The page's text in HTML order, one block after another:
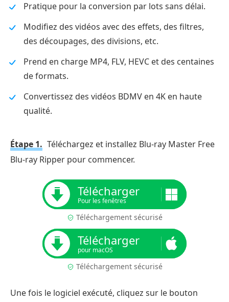
Pratique pour la conversion par lots sans délai.
Modifiez des vidéos avec des effets, des filtres,
des découpages, des divisions, etc.
Prend en charge MP4, FLV, HEVC et des centaines
de formats.
Convertissez des vidéos BDMV en 4K en haute
qualité.
Étape 1. Téléchargez et installez Blu-ray Master Free
Blu-ray Ripper pour commencer.
Télécharger
Pour les fenêtres
Téléchargement sécurisé
Télécharger
pour macOS
Téléchargement sécurisé
Une fois le logiciel exécuté, cliquez sur le bouton